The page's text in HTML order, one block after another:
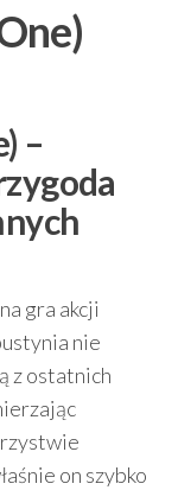
–
gra akcji
nie
z ostatnich
on szybko